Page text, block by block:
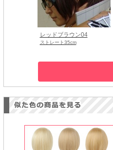
レッドブラウン04
ストレート35cm